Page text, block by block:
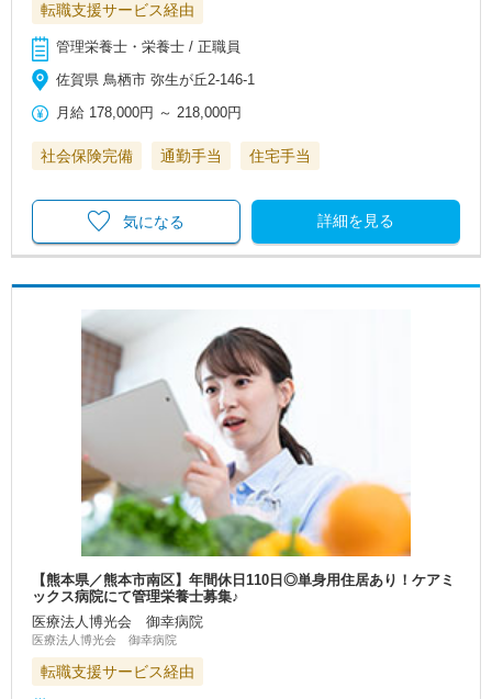
転職支援サービス経由
管理栄養士・栄養士 / 正職員
佐賀県 鳥栖市 弥生が丘2‐146‐1
月給 178,000円 ～218,000円
社会保険完備 通勤手当 住宅手当
詳細を見る
気になる
【熊本県／熊本市南区】年間休日110日◎単身用住居あり！ケアミ
ックス病院にて管理栄養士募集♪
医療法人博光会 御幸病院
医療法人博光会 御幸病院
転職支援サービス経由